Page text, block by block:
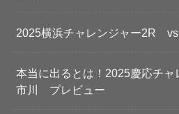
2025横浜チャレンジャー2R
本当に出るとは！2025慶応チャ
市川 プレビュー